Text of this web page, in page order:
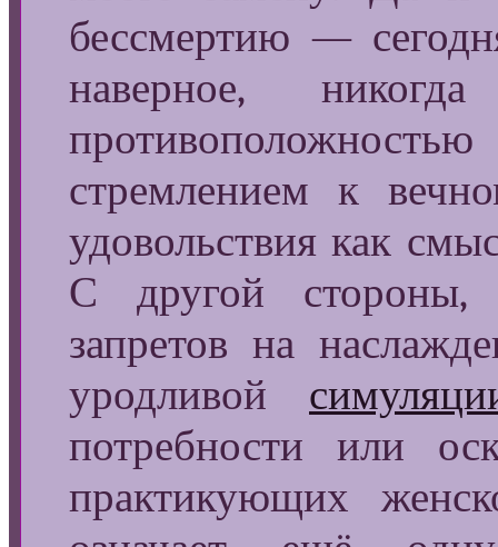
бессмертию —
наверное,
стремлением к
удовольствия как
С другой стороны,
запретов на
уродливой
потребности или
практикующих